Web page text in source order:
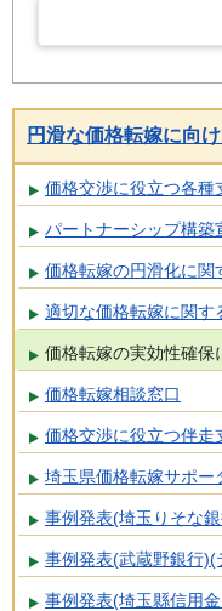
円滑な価格転嫁に向
価格交渉に役立つ各種
パートナーシップ構築
価格転嫁の円滑化に関
適切な価格転嫁に関す
価格転嫁の実効性確保
価格転嫁相談窓口
価格交渉に役立つ伴走
埼玉県価格転嫁サポー
事例発表(埼玉りそな
事例発表(武蔵野銀行)(
事例発表(埼玉縣信用